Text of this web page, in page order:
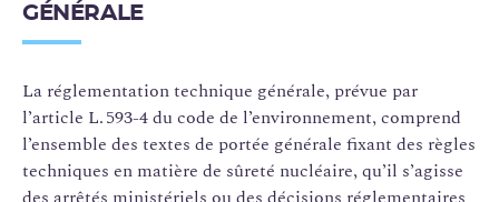
GÉNÉRALE
La réglementation technique générale, prévue par
l’article L. 593-4 du code de l’environnement, comprend
l’ensemble des textes de portée générale fixant des règles
techniques en matière de sûreté nucléaire, qu’il s’agisse